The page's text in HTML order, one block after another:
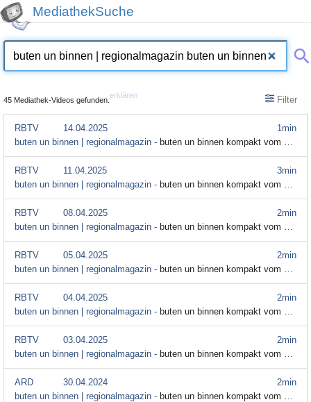
MediathekSuche
45 Mediathek-Videos gefunden.
erklären Filter
1min
RBTV
14.04.2025
buten un binnen | regionalmagazin - buten un binnen kompakt vom 14. April
3min
RBTV
11.04.2025
buten un binnen | regionalmagazin - buten un binnen kompakt vom 11. April
2min
RBTV
08.04.2025
buten un binnen | regionalmagazin - buten un binnen kompakt vom 8. April
2min
RBTV
05.04.2025
buten un binnen | regionalmagazin - buten un binnen kompakt vom 5. April
2min
RBTV
04.04.2025
buten un binnen | regionalmagazin - buten un binnen kompakt vom 4. April
2min
RBTV
03.04.2025
buten un binnen | regionalmagazin - buten un binnen kompakt vom 3. April
2min
ARD
30.04.2024
buten un binnen | regionalmagazin - buten un binnen kompakt vom 30. April